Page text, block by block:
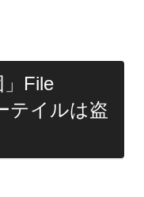
」File
テイルは盗